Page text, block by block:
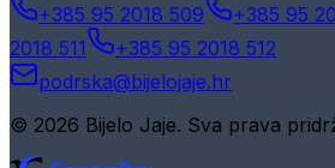
+385 95 2018 509 +385 95
2018 511
+385 95 2018 512
podrska@bijelojaje.hr
© 2026 Bijelo Jaje. Sva prava